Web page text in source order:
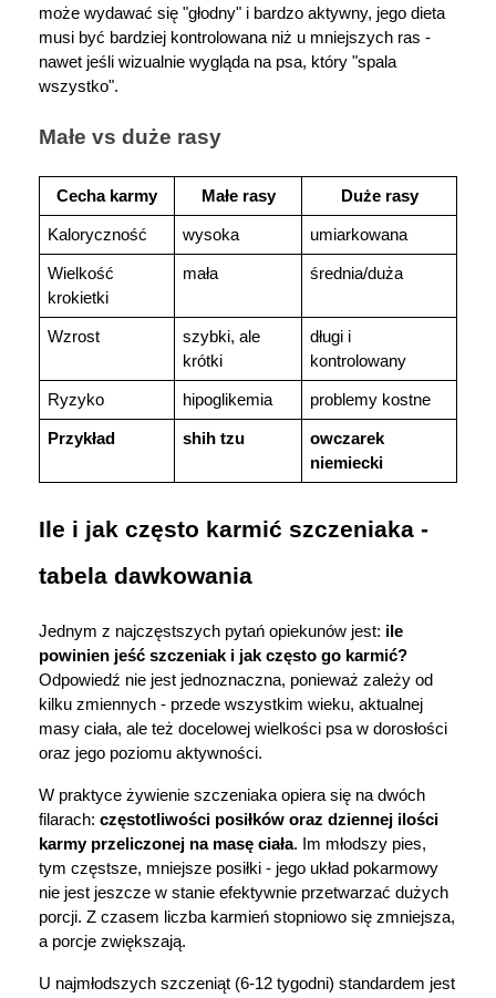
może wydawać się "głodny" i bardzo aktywny, jego dieta
musi być bardziej kontrolowana niż u mniejszych ras -
nawet jeśli wizualnie wygląda na psa, który "spala
wszystko".
Małe vs duże rasy
Cecha karmy Małe rasy Duże rasy
Kaloryczność wysoka umiarkowana
Wielkość
krokietki
mała średnia/duża
Wzrost
szybki, ale
krótki
długi i
kontrolowany
Ryzyko hipoglikemia problemy kostne
Przykład shih tzu
owczarek
niemiecki
Ile i jak często karmić szczeniaka -
tabela dawkowania
Jednym z najczęstszych pytań opiekunów jest: ile
powinien jeść szczeniak i jak często go karmić?
Odpowiedź nie jest jednoznaczna, ponieważ zależy od
kilku zmiennych - przede wszystkim wieku, aktualnej
masy ciała, ale też docelowej wielkości psa w dorosłości
oraz jego poziomu aktywności.
W praktyce żywienie szczeniaka opiera się na dwóch
filarach: częstotliwości posiłków oraz dziennej ilości
karmy przeliczonej na masę ciała. Im młodszy pies,
tym częstsze, mniejsze posiłki - jego układ pokarmowy
nie jest jeszcze w stanie efektywnie przetwarzać dużych
porcji. Z czasem liczba karmień stopniowo się zmniejsza,
a porcje zwiększają.
U najmłodszych szczeniąt (6-12 tygodni) standardem jest